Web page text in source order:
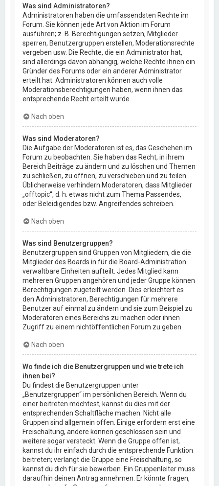
Was sind Administratoren?
Administratoren haben die umfassendsten Rechte im
Forum. Sie können jede Art von Aktion im Forum
ausführen; z. B. Berechtigungen setzen, Mitglieder
sperren, Benutzergruppen erstellen, Moderationsrechte
vergeben usw. Die Rechte, die ein Administrator hat,
sind allerdings davon abhängig, welche Rechte ihnen ein
Gründer des Forums oder ein anderer Administrator
erteilt hat. Administratoren können auch volle
Moderationsberechtigungen haben, wenn ihnen das
entsprechende Recht erteilt wurde.
Nach oben
Was sind Moderatoren?
Die Aufgabe der Moderatoren ist es, das Geschehen im
Forum zu beobachten. Sie haben das Recht, in ihrem
Bereich Beiträge zu ändern und zu löschen und Themen
zu schließen, zu öffnen, zu verschieben und zu teilen.
Üblicherweise verhindern Moderatoren, dass Mitglieder
„offtopic“, d. h. etwas nicht zum Thema Passendes,
oder Beleidigendes bzw. Angreifendes schreiben.
Nach oben
Was sind Benutzergruppen?
Benutzergruppen sind Gruppen von Mitgliedern, die die
Mitglieder des Boards in für die Board-Administration
verwaltbare Einheiten aufteilt. Jedes Mitglied kann
mehreren Gruppen angehören und jeder Gruppe können
Berechtigungen zugeteilt werden. Dies erleichtert es
den Administratoren, Berechtigungen für mehrere
Benutzer auf einmal zu ändern und sie zum Beispiel zu
Moderatoren eines Bereichs zu machen oder ihnen
Zugriff zu einem nichtöffentlichen Forum zu geben.
Nach oben
Wo finde ich die Benutzergruppen und wie trete ich
ihnen bei?
Du findest die Benutzergruppen unter
„Benutzergruppen“ im persönlichen Bereich. Wenn du
einer beitreten möchtest, kannst du dies mit der
entsprechenden Schaltfläche machen. Nicht alle
Gruppen sind allgemein offen. Einige erfordern erst eine
Freischaltung, andere können geschlossen sein und
weitere sogar versteckt. Wenn die Gruppe offen ist,
kannst du ihr einfach durch die entsprechende Funktion
beitreten; verlangt die Gruppe eine Freischaltung, so
kannst du dich für sie bewerben. Ein Gruppenleiter muss
daraufhin deinen Antrag annehmen. Er könnte fragen,